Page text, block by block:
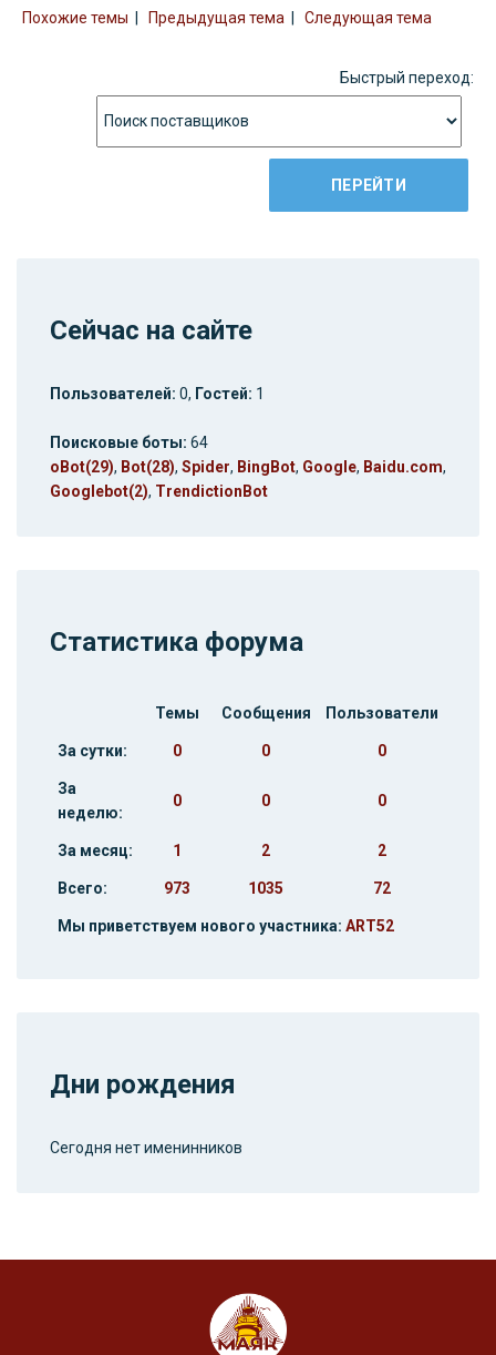
Похожие темы Предыдущая тема Следующая тема
Быстрый переход:
Сейчас на сайте
Пользователей: 0, Гостей: 1
Поисковые боты: 64
oBot(29), Bot(28), Spider, BingBot, Google, Baidu.com,
Googlebot(2), TrendictionBot
Статистика форума
Темы Сообщения Пользователи
За сутки: 0 0 0
За
неделю:
0 0 0
За месяц: 1 2 2
Всего: 973 1035 72
Мы приветствуем нового участника: ART52
Дни рождения
Сегодня нет именинников